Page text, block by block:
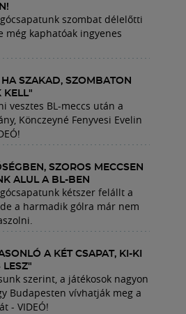
szombat délelőtti
még kaphatóak ingyenes
SZAKAD, SZOMBATON
KELL"
vesztes BL-meccs után a
Könczeyné Fenyvesi Evelin
SZOROS MECCSEN
ALUL A BL-BEN
kétszer felállt a
de a harmadik gólra már nem
A KÉT CSAPAT, KI-KI
LESZ"
szerint, a játékosok nagyon
Budapesten vívhatják meg a
- VIDEÓ!